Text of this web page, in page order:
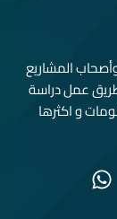
المشاريع
عمل دراسة
و اكثرها